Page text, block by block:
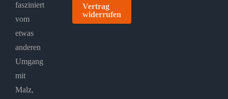
fasziniert
vom
etwas
anderen
Umgang
mit
Malz,
Vertrag
widerrufen